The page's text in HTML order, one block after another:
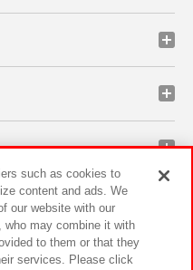
such as cookies to
content and ads. We
our website with our
who may combine it with
to them or that they
services. Please click